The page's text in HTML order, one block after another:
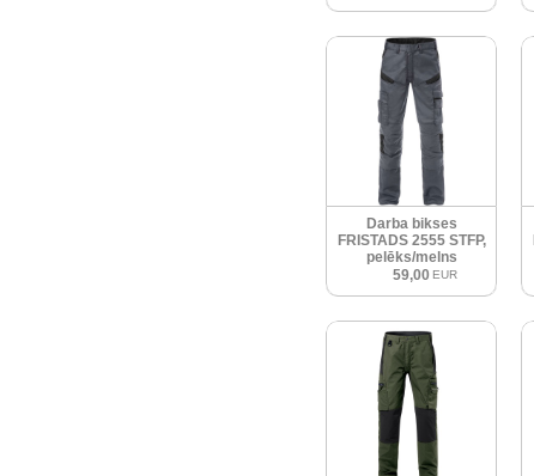
Darba bikses
FRISTADS 2555 STFP,
pelēks/melns
59,00 EUR